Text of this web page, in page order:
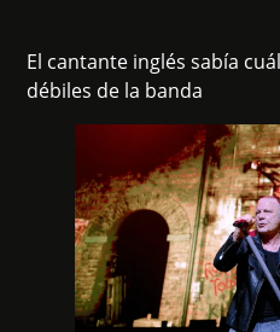
El cantante inglés sabía
débiles de la banda